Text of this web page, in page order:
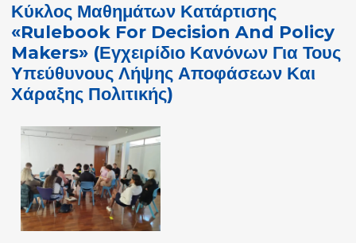
Υπαλλήλων
στο
Ευρωπαϊκό
Κέντρο
Νεολαίας
Στρασβούργο
Κύκλος Μαθημάτων Κατάρτισης
«Rulebook For Decision And Policy
Makers» (Εγχειρίδιο Κανόνων Για Τους
Υπεύθυνους Λήψης Αποφάσεων Και
Χάραξης Πολιτικής)